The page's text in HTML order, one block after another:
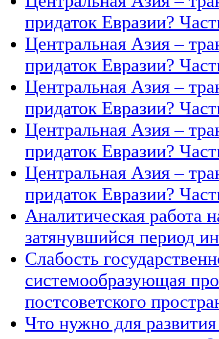
придаток Евразии?
Центральная Азия –
придаток Евразии?
Центральная Азия –
придаток Евразии?
Центральная Азия –
придаток Евразии?
Центральная Азия –
придаток Евразии?
Аналитическая работа
затянувшийся период
Слабость
системообразующая
постсоветского
Что нужно для